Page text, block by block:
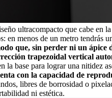
ultracompacto que cabe en
en menos de un metro tendrás
que, sin perder ni un
trapezoidal vertical
la base para lograr una nitidez
con la capacidad de
libres de borrosidad o
ni estética.